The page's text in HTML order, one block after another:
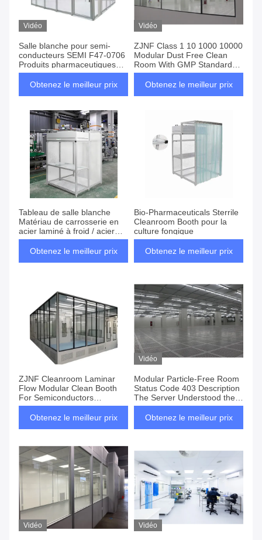
Vidéo
Salle blanche pour semi-
conducteurs SEMI F47-0706
Produits pharmaceutiques
FDA CGMP 21 CFR Partie
11 Biosécurité Laboratoires
Obtenez le meilleur prix
Vidéo
ZJNF Class 1 10 1000 10000
Modular Dust Free Clean
Room With GMP Standard
CE Certificates
Obtenez le meilleur prix
Tableau de salle blanche
Matériau de carrosserie en
acier laminé à froid / acier
inoxydable et conception
modulaire pour réduire les
Obtenez le meilleur prix
Bio-Pharmaceuticals Sterrile
Cleanroom Booth pour la
culture fongique
Obtenez le meilleur prix
ZJNF Cleanroom Laminar
Flow Modular Clean Booth
For Semiconductors
Cosmetics Biomedicine
Factory
Obtenez le meilleur prix
Vidéo
Modular Particle-Free Room
Status Code 403 Description
The Server Understood the
Request
Obtenez le meilleur prix
Vidéo Vidéo